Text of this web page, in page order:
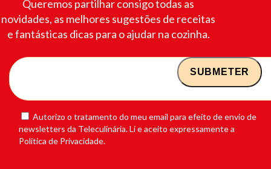
Queremos partilhar consigo todas as
novidades, as melhores sugestões de receitas
e fantásticas dicas para o ajudar na cozinha.
Autorizo o tratamento do meu email para efeito de envio de
newsletters da Teleculinária. Li e aceito expressamente a
Política de Privacidade.